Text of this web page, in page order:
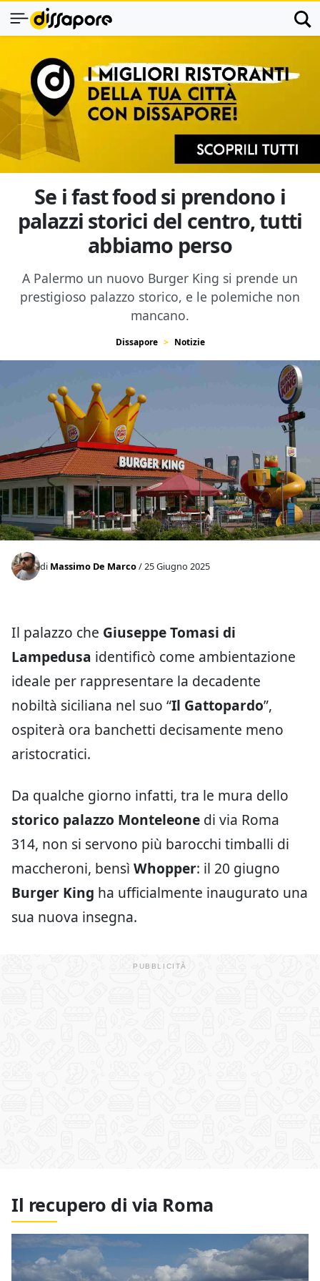
Se i fast food si prendono i
palazzi storici del centro, tutti
abbiamo perso
A Palermo un nuovo Burger King si prende un
prestigioso palazzo storico, e le polemiche non
mancano.
Dissapore Notizie
di Massimo De Marco/ 25 Giugno 2025
Il palazzo che Giuseppe Tomasi di
Lampedusa identificò come ambientazione
ideale per rappresentare la decadente
nobiltà siciliana nel suo “Il Gattopardo”,
ospiterà ora banchetti decisamente meno
aristocratici.
Da qualche giorno infatti, tra le mura dello
storico palazzo Monteleone di via Roma
314, non si servono più barocchi timballi di
maccheroni, bensì Whopper: il 20 giugno
Burger King ha ufficialmente inaugurato una
sua nuova insegna.
Il recupero di via Roma